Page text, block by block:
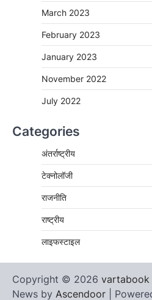
March 2023
February 2023
January 2023
November 2022
July 2022
Categories
अंतर्राष्ट्रीय
टेक्नोलॉजी
राजनीति
राष्ट्रीय
लाइफस्टाइल
Copyright © 2026 vartabook
News by Ascendoor |